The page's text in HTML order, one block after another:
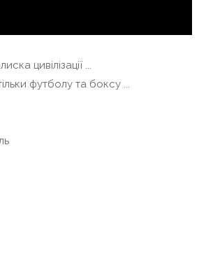
цивілізації ...
футболу та боксу ...